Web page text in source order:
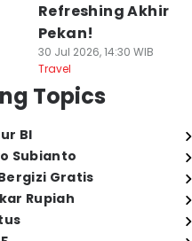
Refreshing Akhir
Pekan!
30 Jul 2026, 14:30 WIB
Travel
Topics
BI
Subianto
Gratis
Rupiah